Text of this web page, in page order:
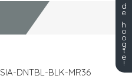
SIA-DNTBL-BLK-MR36
d
e
h
o
o
g
t
e
!